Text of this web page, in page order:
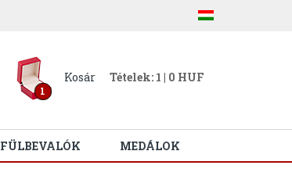
1
Kosár Tételek: 1 | 0 HUF
FÜLBEVALÓK MEDÁLOK